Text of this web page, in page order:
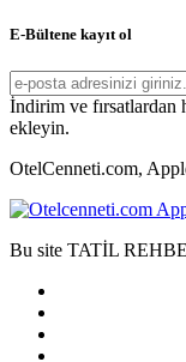
E-Bültene kayıt ol
İndirim ve fırsatlardan
ekleyin.
OtelCenneti.com,
Bu site TATİL